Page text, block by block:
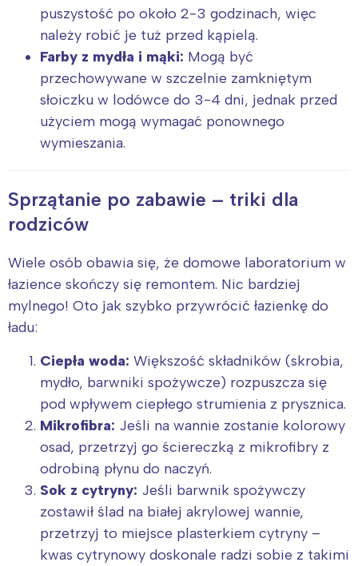
puszystość po około 2-3 godzinach, więc
należy robić je tuż przed kąpielą.
Farby z mydła i mąki: Mogą być
przechowywane w szczelnie zamkniętym
słoiczku w lodówce do 3-4 dni, jednak przed
użyciem mogą wymagać ponownego
wymieszania.
Sprzątanie po zabawie – triki dla
rodziców
Wiele osób obawia się, że domowe laboratorium w
łazience skończy się remontem. Nic bardziej
mylnego! Oto jak szybko przywrócić łazienkę do
ładu:
Ciepła woda: Większość składników (skrobia,
mydło, barwniki spożywcze) rozpuszcza się
pod wpływem ciepłego strumienia z prysznica.
Mikrofibra: Jeśli na wannie zostanie kolorowy
osad, przetrzyj go ściereczką z mikrofibry z
odrobiną płynu do naczyń.
Sok z cytryny: Jeśli barwnik spożywczy
zostawił ślad na białej akrylowej wannie,
przetrzyj to miejsce plasterkiem cytryny –
kwas cytrynowy doskonale radzi sobie z takimi